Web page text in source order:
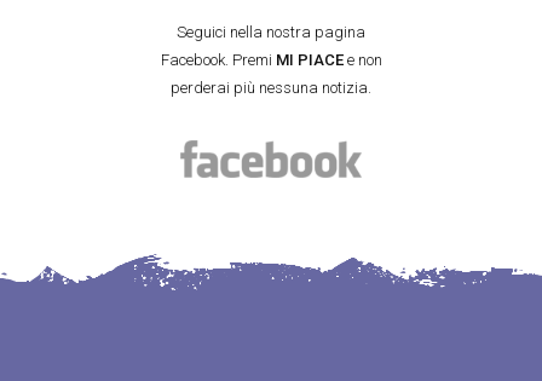
Seguici nella nostra pagina
Facebook. Premi MI PIACEe non
perderai più nessuna notizia.